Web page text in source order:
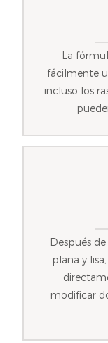
La
fácilmente
incluso los
Después
plana y
modificar